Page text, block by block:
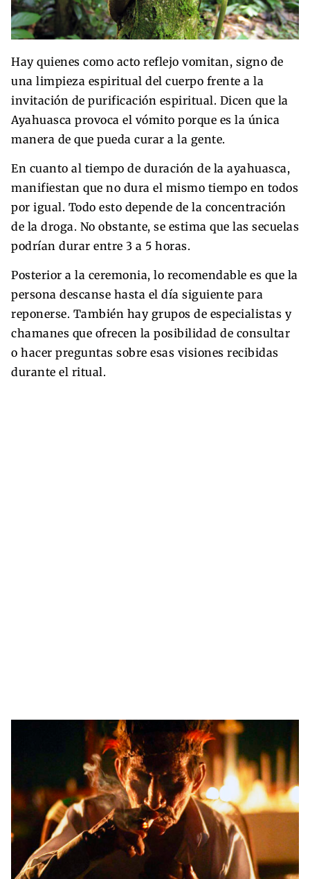
Hay quienes como acto reflejo vomitan, signo de
una limpieza espiritual del cuerpo frente a la
invitación de purificación espiritual. Dicen que la
Ayahuasca provoca el vómito porque es la única
manera de que pueda curar a la gente.
En cuanto al tiempo de duración de la ayahuasca,
manifiestan que no dura el mismo tiempo en todos
por igual. Todo esto depende de la concentración
de la droga. No obstante, se estima que las secuelas
podrían durar entre 3 a 5 horas.
Posterior a la ceremonia, lo recomendable es que la
persona descanse hasta el día siguiente para
reponerse. También hay grupos de especialistas y
chamanes que ofrecen la posibilidad de consultar
o hacer preguntas sobre esas visiones recibidas
durante el ritual.